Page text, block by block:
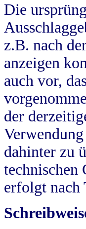
Die
z.B. nach
anzeigen
auch vor,
der
dahinter zu
technischen
erfolgt nach